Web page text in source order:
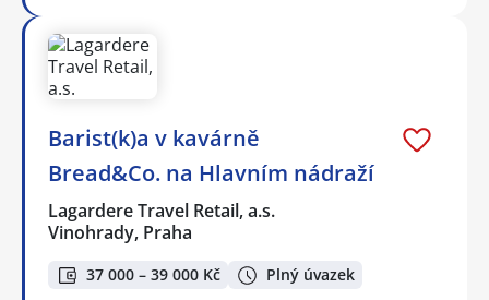
Barist(k)a v kavárně
Bread&Co. na Hlavním nádraží
Lagardere Travel Retail, a.s.
Vinohrady, Praha
37 000 – 39 000 Kč Plný úvazek